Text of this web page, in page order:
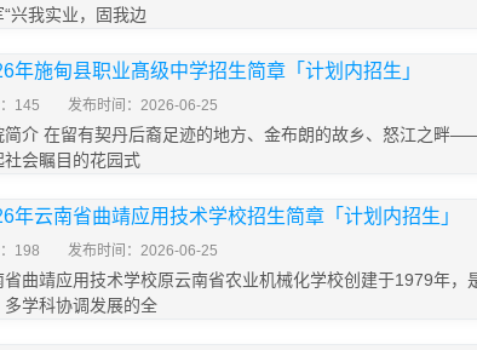
“兴我实业，固我边
年施甸县职业髙级中学招生简章「计划内招生」
145 发布时间：2026-06-25
简介 在留有契丹后裔足迹的地方、金布朗的故乡、怒江之畔
社会瞩目的花园式
年云南省曲靖应用技术学校招生简章「计划内招生」
198 发布时间：2026-06-25
省曲靖应用技术学校原云南省农业机械化学校创建于1979年，
多学科协调发展的全